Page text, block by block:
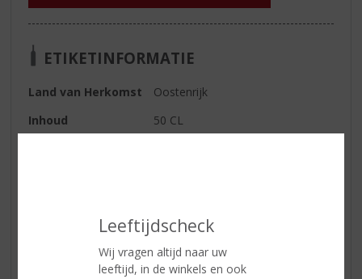
Leeftijdscheck
Wij vragen altijd naar uw
leeftijd, in de winkels en ook
ETIKETINFORMATIE
Land van Herkomst
Oostenrijk
Inhoud
50 CL
Reviews
Schrijf een review
Er zijn nog geen reviews geplaatst voor dit product